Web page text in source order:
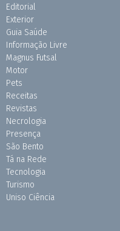
Editorial
Exterior
Guia Saúde
Informação Livre
Magnus Futsal
Motor
Pets
Receitas
Revistas
Necrologia
Presença
São Bento
Tá na Rede
Tecnologia
Turismo
Uniso Ciência